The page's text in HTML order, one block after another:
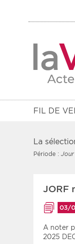
FIL DE
La
Période : Jour
JORF
03/
A noter
2025